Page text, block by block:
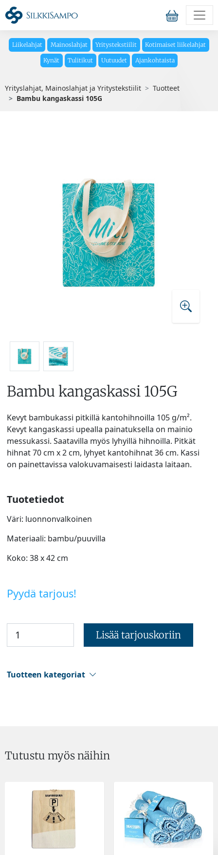
Liikelahjat Mainoslahjat Yritystekstiilit Kotimaiset liikelahjat
Kynät Tulitikut Uutuudet Ajankohtaista
Yrityslahjat, Mainoslahjat ja Yritystekstiilit
Tuotteet
Bambu kangaskassi 105G
Bambu kangaskassi 105G
Kevyt bambukassi pitkillä kantohihnoilla 105 g/m².
Kevyt kangaskassi upealla painatuksella on mainio
messukassi. Saatavilla myös lyhyillä hihnoilla. Pitkät
hihnat 70 cm x 2 cm, lyhyet kantohihnat 36 cm. Kassi
on painettavissa valokuvamaisesti laidasta laitaan.
Tuotetiedot
Väri: luonnonvalkoinen
Materiaali: bambu/puuvilla
Koko: 38 x 42 cm
Pyydä tarjous!
Lisää tarjouskoriin
Tuotteen kategoriat
Tutustu myös näihin